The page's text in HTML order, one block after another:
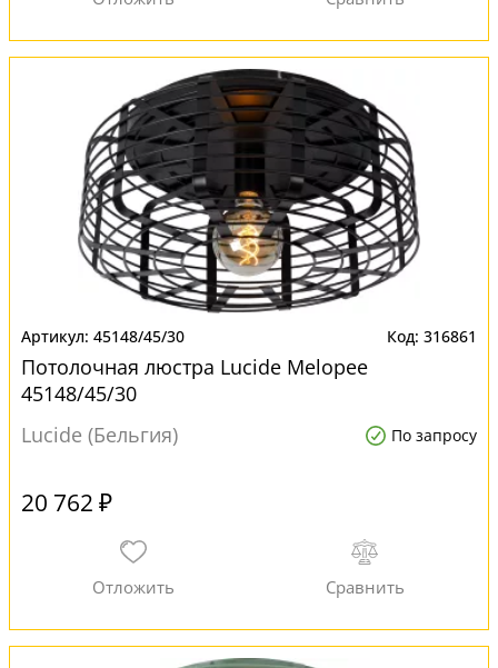
45148/45/30 316861
Потолочная люстра Lucide Melopee
45148/45/30
Lucide (Бельгия)
По запросу
20 762 ₽